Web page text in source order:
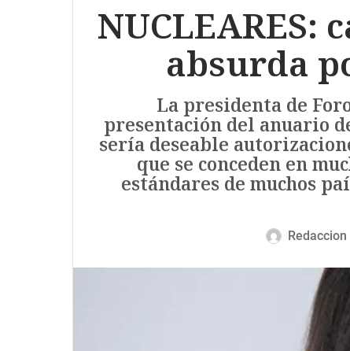
NUCLEARES:
absurda
La presidenta de
presentación del anuario
sería deseable
que se conceden en
estándares de muchos
Redaccion